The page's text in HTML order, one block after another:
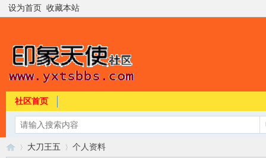
设为首页 收藏本站
社区首页
大刀王五 个人资料